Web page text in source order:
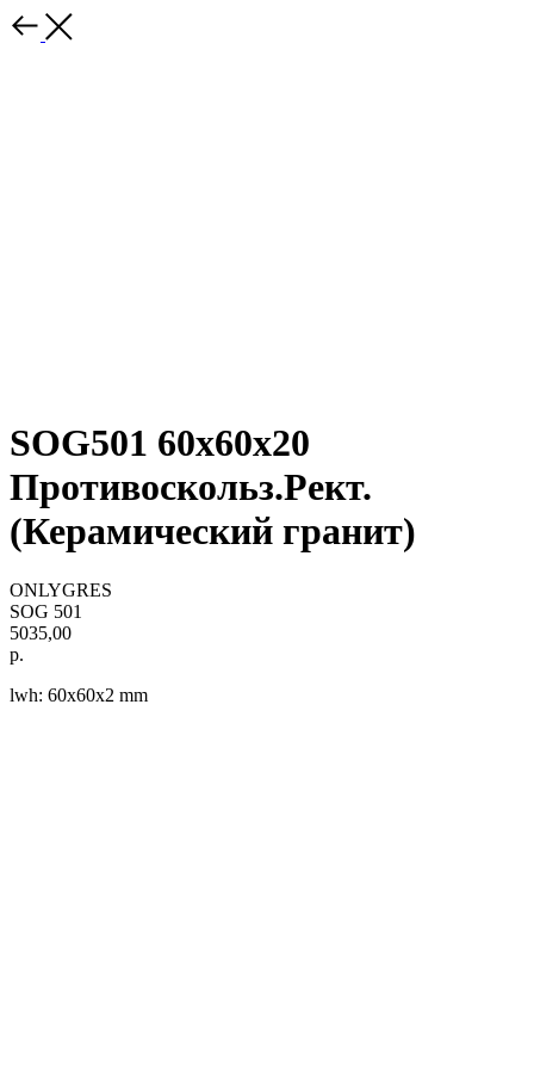
SOG501 60x60x20
Противоскольз.Рект.
(Керамический гранит)
ONLYGRES
SOG 501
5035,00
р.
lwh: 60x60x2 mm